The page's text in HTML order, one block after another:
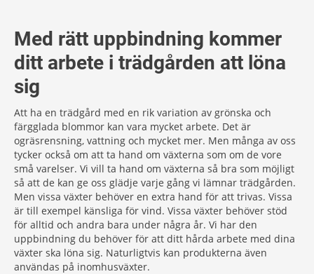
Med rätt uppbindning kommer
ditt arbete i trädgården att löna
sig
Att ha en trädgård med en rik variation av grönska och
färgglada blommor kan vara mycket arbete. Det är
ogräsrensning, vattning och mycket mer. Men många av oss
tycker också om att ta hand om växterna som om de vore
små varelser. Vi vill ta hand om växterna så bra som möjligt
så att de kan ge oss glädje varje gång vi lämnar trädgården.
Men vissa växter behöver en extra hand för att trivas. Vissa
är till exempel känsliga för vind. Vissa växter behöver stöd
för alltid och andra bara under några år. Vi har den
uppbindning du behöver för att ditt hårda arbete med dina
växter ska löna sig. Naturligtvis kan produkterna även
användas på inomhusväxter.